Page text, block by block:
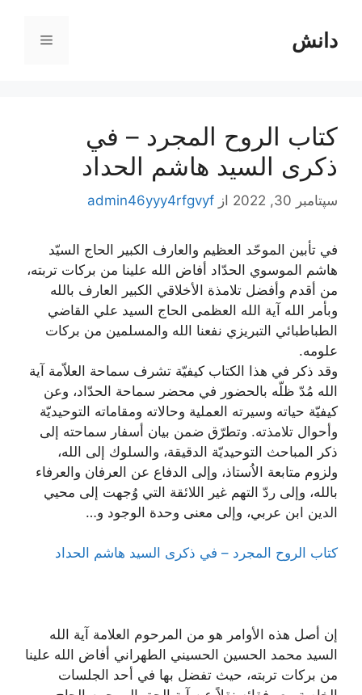
محتوادانش فهرست
كتاب الروح المجرد – في
ذكرى السيد هاشم الحداد
سپتامبر 30, 2022 از admin46yyy4rfgvyf
في تأبين الموحّد العظيم والعارف الكبير الحاج السيّد
هاشم الموسوي الحدّاد أفاض الله علينا من بركات تربته،
من أقدم وأفضل تلامذة الأخلاقي الكبير العارف بالله
وبأمر الله آية الله العظمى الحاج السيد علي القاضي
الطباطبائي التبريزي نفعنا الله والمسلمين من بركات
علومه.
وقد ذكر في هذا الكتاب كيفيّة تشرف سماحة العلاّمة آية
الله مُدّ ظلّه بالحضور في محضر سماحة الحدّاد، وعن
كيفيّة حياته وسيرته العملية وحالاته ومقاماته التوحيديّة
وأحوال تلامذته. وتطرّق ضمن بيان أسفار سماحته إلى
ذكر المباحث التوحيديّة الدقيقة، والسلوك إلى الله،
ولزوم متابعة الاُستاذ، وإلى الدفاع عن العرفان والعرفاء
بالله، وإلى ردّ التهم غير اللائقة التي وُجهت إلى محيي
الدين ابن عربي، وإلى معنى وحدة الوجود و…
كتاب الروح المجرد – في ذكرى السيد هاشم الحداد
إن أصل هذه الأوامر هو من المرحوم العلامة آية الله
السيد محمد الحسين الحسيني الطهراني أفاض الله علينا
من بركات تربته، حيث تفضل بها في أحد الجلسات